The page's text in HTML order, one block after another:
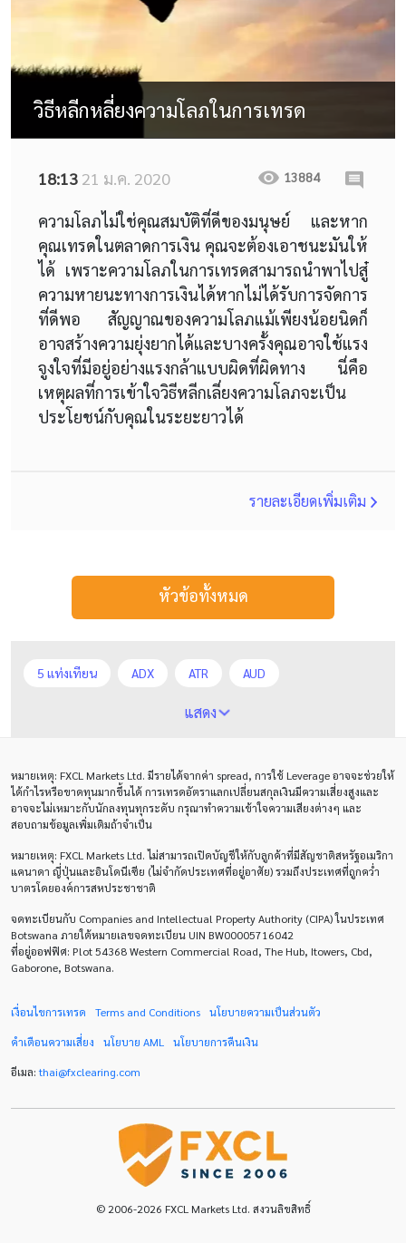
วิธีหลีกหลี่ยงความโลภในการเทรด
18:13 21 ม.ค. 2020 13884
ความโลภไม่ใช่คุณสมบัติที่ดีของมนุษย์ และหาก
คุณเทรดในตลาดการเงิน คุณจะต้องเอาชนะมันให้
ได้ เพราะความโลภในการเทรดสามารถนำพาไปสู๋
ความหายนะทางการเงินได้หากไม่ได้รับการจัดการ
ที่ดีพอ สัญญาณของความโลภแม้เพียงน้อยนิดก็
อาจสร้างความยุ่งยากได้และบางครั้งคุณอาจใช้แรง
จูงใจที่มีอยู่อย่างแรงกล้าแบบผิดที่ผิดทาง นี่คือ
เหตุผลที่การเข้าใจวิธีหลีกเลี่ยงความโลภจะเป็น
ประโยชน์กับคุณในระยะยาวได้
รายละเอียดเพิ่มเติม
หัวข้อทั้งหมด
5 แท่งเทียน ADX ATR AUD
Average True Range
CAD CHF COVID-19 CPI Charles Dow
Cherry Blossom Chinese Yuan
Correlation Matrix D1 DXY DailyFX
Default mode network
ECB ECN EMA EUR EUR/AUD
EUR/USD
EURUSD Expert Advisor Expert Advisors
FOMC FXCL FXStreet Fed
Forex Factory
Interbank Introducing Broker
แสดง
หมายเหตุ: FXCL Markets Ltd. มีรายได้จากค่า spread, การใช้ Leverageอาจจะช่วยให้
ได้กำไรหรือขาดทุนมากขึ้นได้ การเทรดอัตราแลกเปลี่ยนสกุลเงินมีความเสี่ยงสูงและ
อาจจะไม่เหมาะกับนักลงทุนทุกระดับ กรุณาทำความเข้าใจความเสียงต่างๆ และ
สอบถามข้อมูลเพิ่มเติมถ้าจำเป็น
หมายเหตุ: FXCL Markets Ltd.ไม่สามารถเปิดบัญชีให้กับลูกค้าที่มีสัญชาติสหรัฐอเมริกา
แคนาดา ญี่ปุ่นและอินโดนีเซีย (ไม่จำกัดประเทศที่อยู่อาศัย) รวมถึงประเทศที่ถูกคว่ำ
บาตรโดยองค์การสหประชาชาติ
จดทะเบียนกับ Companies and Intellectual Property Authority (CIPA) ในประเทศ
Botswana ภายใต้หมายเลขจดทะเบียน UIN BW00005716042
ที่อยู่ออฟฟิศ: Plot 54368 Western Commercial Road, The Hub, Itowers, Cbd,
Gaborone, Botswana.
เงื่อนไขการเทรด Terms and Conditions นโยบายความเป็นส่วนตัว
คำเตือนความเสี่ยง นโยบาย AML นโยบายการคืนเงิน
อีเมล:thai@fxclearing.com
© 2006-2026 FXCL Markets Ltd. สงวนลิขสิทธิ์